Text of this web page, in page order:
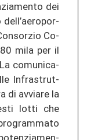
dei
Co­
mila per il
co­mu­ni­ca­
In­fras­trut­
di av­via­re la
lotti che